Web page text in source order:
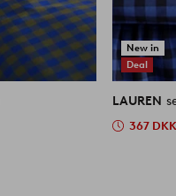
New in
Deal
LAUREN
367 DKK